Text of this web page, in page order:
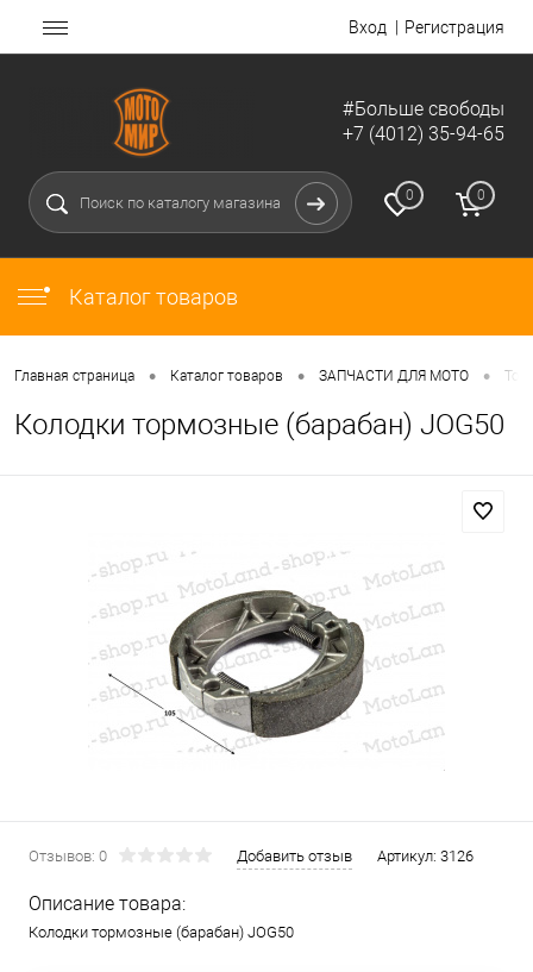
Вход Регистрация
#Больше свободы
+7 (4012) 35-94-65
0 0
Каталог товаров
Главная страница • Каталог товаров • ЗАПЧАСТИ ДЛЯ МОТО •
Колодки тормозные (барабан) JOG50
Отзывов: 0 Добавить отзыв Артикул: 3126
Описание товара:
Колодки тормозные (барабан) JOG50